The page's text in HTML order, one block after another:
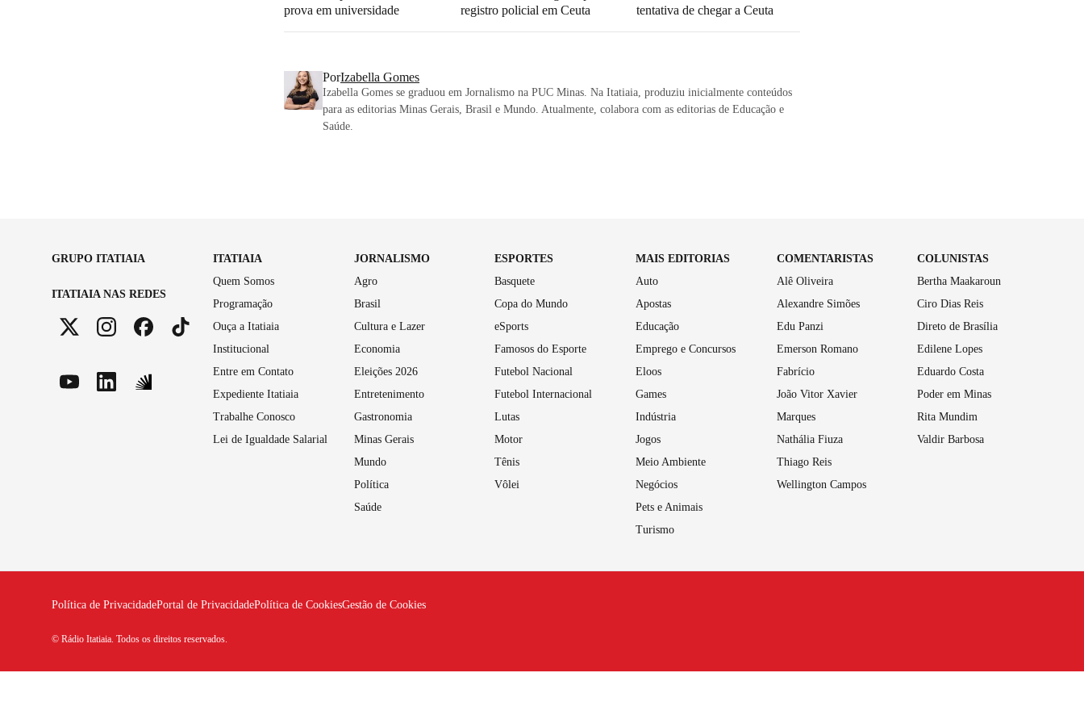
prova em universidade
registro policial em Ceuta
tentativa de chegar a Ceuta
PorIzabella Gomes
Izabella Gomes se graduou em Jornalismo na PUC Minas. Na Itatiaia, produziu inicialmente conteúdos
para as editorias Minas Gerais, Brasil e Mundo. Atualmente, colabora com as editorias de Educação e
Saúde.
GRUPO ITATIAIA
ITATIAIA NAS REDES
ITATIAIA
Quem Somos
Programação
Ouça a Itatiaia
Institucional
Entre em Contato
Expediente Itatiaia
Trabalhe Conosco
Lei de Igualdade Salarial
JORNALISMO
Agro
Brasil
Cultura e Lazer
Economia
Eleições 2026
Entretenimento
Gastronomia
Minas Gerais
Mundo
Política
Saúde
ESPORTES
Basquete
Copa do Mundo
eSports
Famosos do Esporte
Futebol Nacional
Futebol Internacional
Lutas
Motor
Tênis
Vôlei
MAIS EDITORIAS
Auto
Apostas
Educação
Emprego e Concursos
Eloos
Games
Indústria
Jogos
Meio Ambiente
Negócios
Pets e Animais
Turismo
COMENTARISTAS
Alê Oliveira
Alexandre Simões
Edu Panzi
Emerson Romano
Fabrício
João Vitor Xavier
Marques
Nathália Fiuza
Thiago Reis
Wellington Campos
COLUNISTAS
Bertha Maakaroun
Ciro Dias Reis
Direto de Brasília
Edilene Lopes
Eduardo Costa
Poder em Minas
Rita Mundim
Valdir Barbosa
Política de PrivacidadePortal de PrivacidadePolítica de CookiesGestão de Cookies
© Rádio Itatiaia. Todos os direitos reservados.